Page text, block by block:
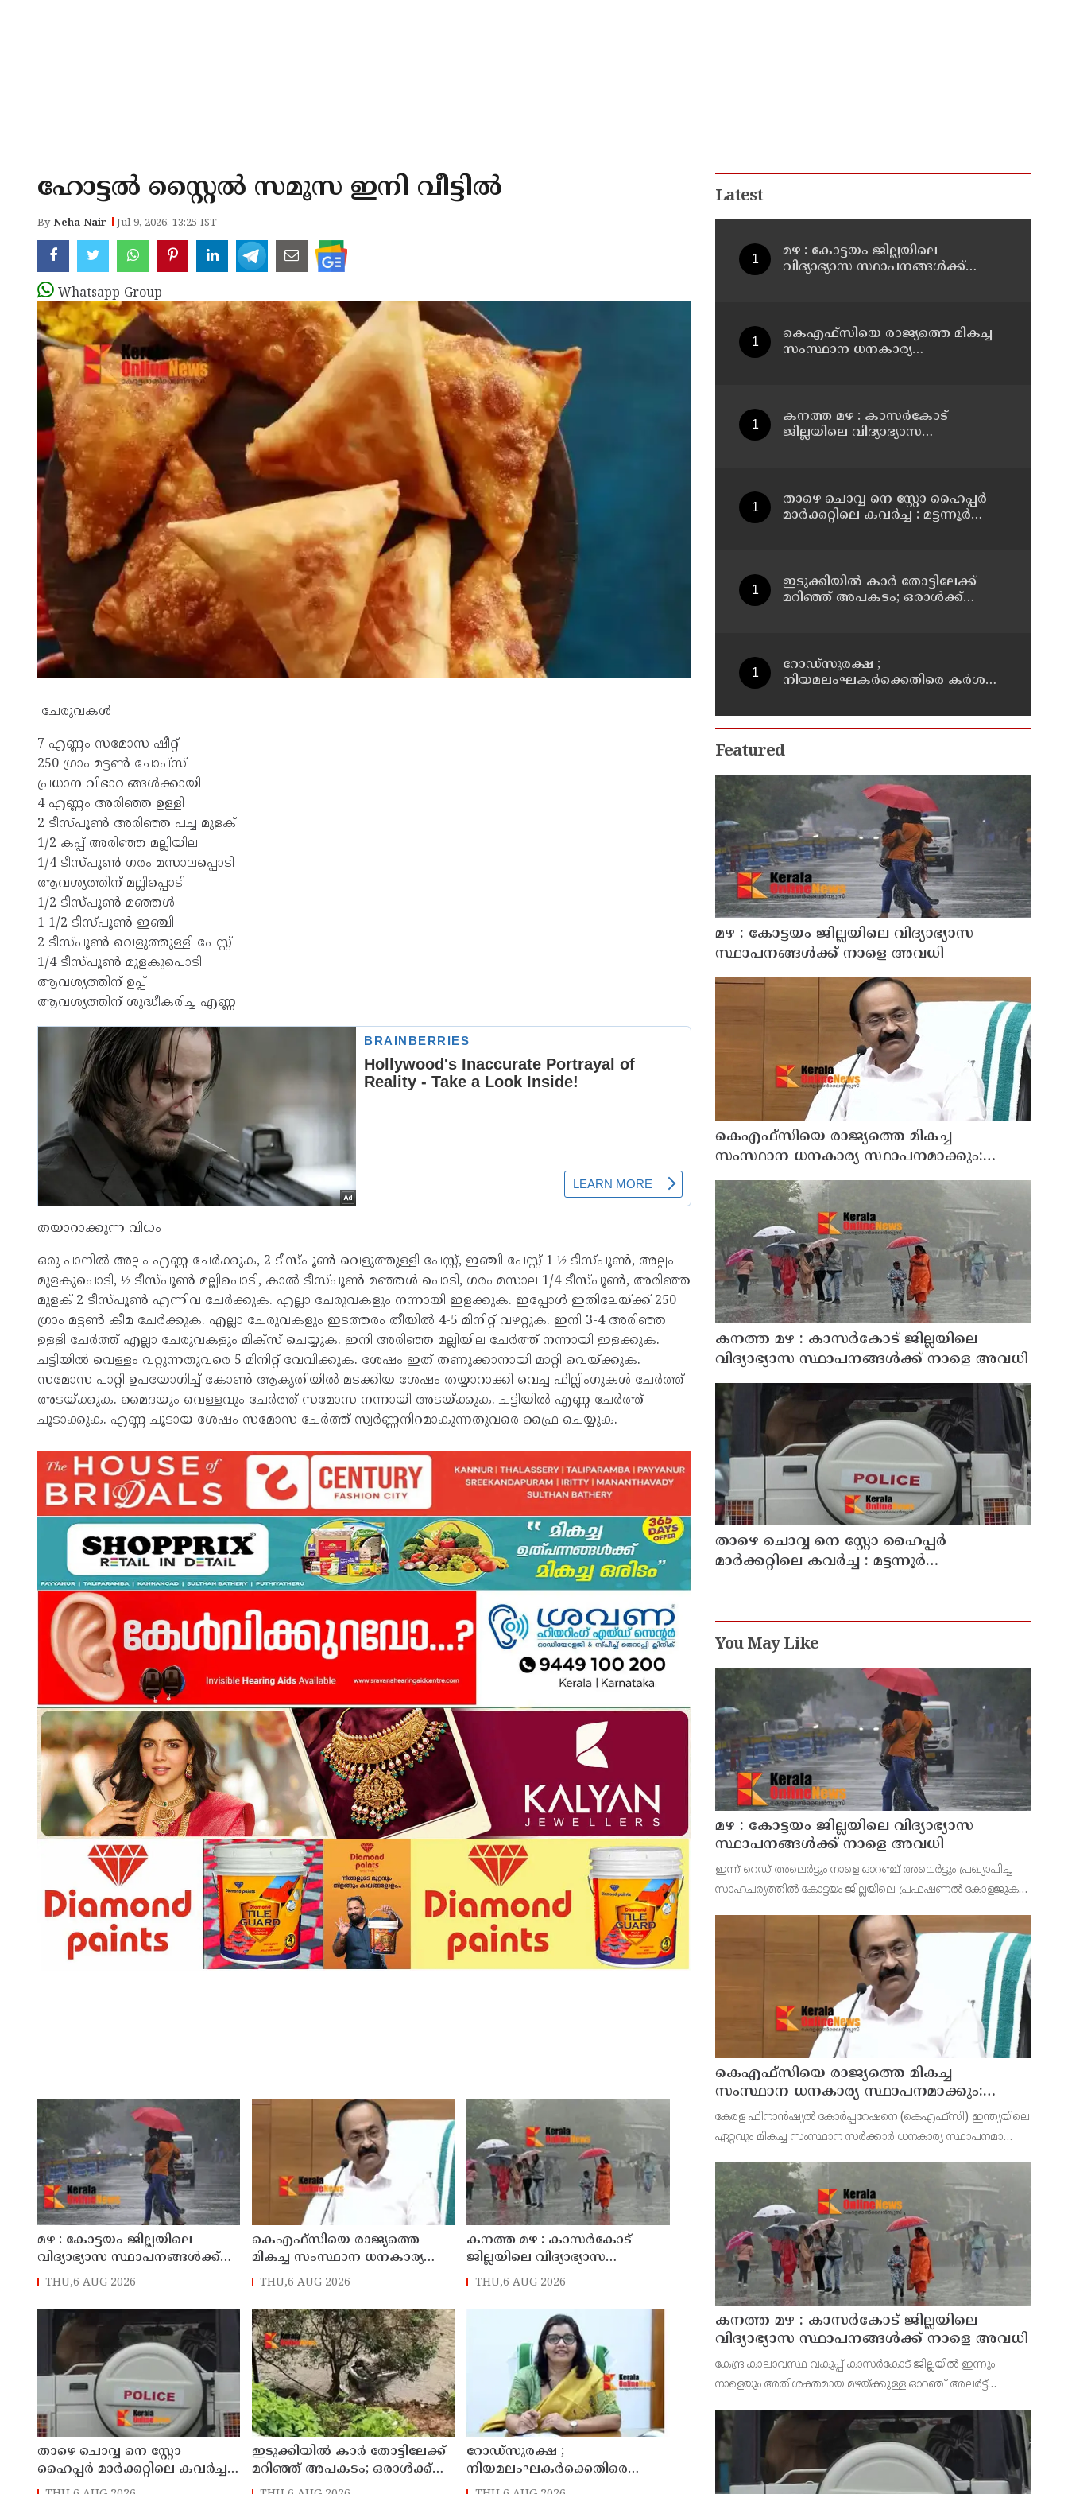
ഹോട്ടൽ സ്റ്റൈൽ സമൂസ ഇനി വീട്ടിൽ
ByNeha Nair Jul 9, 2026, 13:25 IST
Whatsapp Group
ചേരുവകൾ
7 എണ്ണം സമോസ ഷീറ്റ്
250 ഗ്രാം മട്ടൺ ചോപ്സ്
പ്രധാന വിഭാവങ്ങൾക്കായി
4 എണ്ണം അരിഞ്ഞ ഉള്ളി
2 ടീസ്പൂൺ അരിഞ്ഞ പച്ച മുളക്
1/2 കപ്പ് അരിഞ്ഞ മല്ലിയില
1/4 ടീസ്പൂൺ ഗരം മസാലപ്പൊടി
ആവശ്യത്തിന് മല്ലിപ്പൊടി
1/2 ടീസ്പൂൺ മഞ്ഞൾ
1 1/2 ടീസ്പൂൺ ഇഞ്ചി
2 ടീസ്പൂൺ വെളുത്തുള്ളി പേസ്റ്റ്
1/4 ടീസ്പൂൺ മുളകുപൊടി
ആവശ്യത്തിന് ഉപ്പ്
ആവശ്യത്തിന് ശുദ്ധീകരിച്ച എണ്ണ
തയാറാക്കുന്ന വിധം
ഒരു പാനിൽ അല്പം എണ്ണ ചേർക്കുക, 2 ടീസ്പൂൺ വെളുത്തുള്ളി പേസ്റ്റ്, ഇഞ്ചി പേസ്റ്റ് 1 ½ ടീസ്പൂൺ, അല്പം
മുളകുപൊടി, ½ ടീസ്പൂൺ മല്ലിപൊടി, കാൽ ടീസ്പൂൺ മഞ്ഞൾ പൊടി, ഗരം മസാല 1/4 ടീസ്പൂൺ, അരിഞ്ഞ
മുളക് 2 ടീസ്പൂൺ എന്നിവ ചേർക്കുക. എല്ലാ ചേരുവകളും നന്നായി ഇളക്കുക. ഇപ്പോൾ ഇതിലേയ്ക്ക് 250
ഗ്രാം മട്ടൺ കീമ ചേർക്കുക. എല്ലാ ചേരുവകളും ഇടത്തരം തീയിൽ 4-5 മിനിറ്റ് വഴറ്റുക. ഇനി 3-4 അരിഞ്ഞ
ഉള്ളി ചേർത്ത് എല്ലാ ചേരുവകളും മിക്‌സ് ചെയ്യുക. ഇനി അരിഞ്ഞ മല്ലിയില ചേർത്ത് നന്നായി ഇളക്കുക.
ചട്ടിയിൽ വെള്ളം വറ്റുന്നതുവരെ 5 മിനിറ്റ് വേവിക്കുക. ശേഷം ഇത് തണുക്കാനായി മാറ്റി വെയ്ക്കുക.
സമോസ പാറ്റി ഉപയോഗിച്ച് കോൺ ആകൃതിയിൽ മടക്കിയ ശേഷം തയ്യാറാക്കി വെച്ച ഫില്ലിംഗുകൾ ചേർത്ത്
അടയ്ക്കുക. മൈദയും വെള്ളവും ചേർത്ത് സമോസ നന്നായി അടയ്ക്കുക. ചട്ടിയിൽ എണ്ണ ചേർത്ത്
ചൂടാക്കുക. എണ്ണ ചൂടായ ശേഷം സമോസ ചേർത്ത് സ്വർണ്ണനിറമാകുന്നതുവരെ ഫ്രൈ ചെയ്യുക.
മഴ : കോട്ടയം ജില്ലയിലെ
വിദ്യാഭ്യാസ സ്ഥാപനങ്ങൾക്ക്
നാളെ അവധി
THU,6 AUG 2026
കെഎഫ്‌സിയെ രാജ്യത്തെ
മികച്ച സംസ്ഥാന ധനകാര്യ
സ്ഥാപനമാക്കും: മുഖ്യമന്ത്രി വി
THU,6 AUG 2026
കനത്ത മഴ : കാസർകോട്
ജില്ലയിലെ വിദ്യാഭ്യാസ
സ്ഥാപനങ്ങൾക്ക് നാളെ അവധി
THU,6 AUG 2026
താഴെ ചൊവ്വ നെ സ്റ്റോ
ഹൈപ്പർ മാർക്കറ്റിലെ കവർച്ച :
മട്ടന്നൂർ സ്വദേശിനികളായ നാല്
ഇടുക്കിയിൽ കാർ തോട്ടിലേക്ക്
മറിഞ്ഞ് അപകടം; ഒരാൾക്ക്
ദാരുണാന്ത്യം
റോഡ്‌സുരക്ഷ ;
നിയമലംഘകർക്കെതിരെ
കർശന നടപടി: കൊല്ലം ജില്ലാ
Latest
മഴ : കോട്ടയം ജില്ലയിലെ
വിദ്യാഭ്യാസ സ്ഥാപനങ്ങൾക്ക്
കെഎഫ്‌സിയെ രാജ്യത്തെ മികച്ച
സംസ്ഥാന ധനകാര്യ
കനത്ത മഴ : കാസർകോട്
ജില്ലയിലെ വിദ്യാഭ്യാസ
താഴെ ചൊവ്വ നെ സ്റ്റോ ഹൈപ്പർ
മാർക്കറ്റിലെ കവർച്ച : മട്ടന്നൂർ
ഇടുക്കിയിൽ കാർ തോട്ടിലേക്ക്
മറിഞ്ഞ് അപകടം; ഒരാൾക്ക്
റോഡ്‌സുരക്ഷ ;
നിയമലംഘകർക്കെതിരെ കർശന
Featured
മഴ : കോട്ടയം ജില്ലയിലെ വിദ്യാഭ്യാസ
സ്ഥാപനങ്ങൾക്ക് നാളെ അവധി
കെഎഫ്‌സിയെ രാജ്യത്തെ മികച്ച
സംസ്ഥാന ധനകാര്യ സ്ഥാപനമാക്കും:
മുഖ്യമന്ത്രി വി ഡി സതീശൻ
കനത്ത മഴ : കാസർകോട് ജില്ലയിലെ
വിദ്യാഭ്യാസ സ്ഥാപനങ്ങൾക്ക് നാളെ അവധി
താഴെ ചൊവ്വ നെ സ്റ്റോ ഹൈപ്പർ
മാർക്കറ്റിലെ കവർച്ച : മട്ടന്നൂർ
You May Like
മഴ : കോട്ടയം ജില്ലയിലെ വിദ്യാഭ്യാസ
സ്ഥാപനങ്ങൾക്ക് നാളെ അവധി
ഇന്ന് റെഡ് അലെർട്ടും നാളെ ഓറഞ്ച് അലെർട്ടും പ്രഖ്യാപിച്ച
സാഹചര്യത്തിൽ കോട്ടയം ജില്ലയിലെ പ്രഫഷണൽ കോളജുകൾ
7, വെള്ളി) ജില്ലാ കളക്ടർ ചേതൻ കുമാർ മീ
കെഎഫ്‌സിയെ രാജ്യത്തെ മികച്ച
സംസ്ഥാന ധനകാര്യ സ്ഥാപനമാക്കും:
മുഖ്യമന്ത്രി വി ഡി സതീശൻ
കേരള ഫിനാൻഷ്യൽ കോർപ്പറേഷനെ (കെഎഫ്‌സി) ഇന്ത്യയിലെ
ഏറ്റവും മികച്ച സംസ്ഥാന സർക്കാർ ധനകാര്യ സ്ഥാപനമാക്കി
കെഎഫ്‌സിയുടെ ആഭിമുഖ്യത്തിൽ വിപുലീകരിച്ച 'മുഖ്യമന്ത്ര
കനത്ത മഴ : കാസർകോട് ജില്ലയിലെ
വിദ്യാഭ്യാസ സ്ഥാപനങ്ങൾക്ക് നാളെ അവധി
കേന്ദ്ര കാലാവസ്ഥ വകുപ്പ് കാസർകോട് ജില്ലയിൽ ഇന്നും
നാളെയും അതിശക്തമായ മഴയ്ക്കുള്ള ഓറഞ്ച് അലർട്ട്
പ്രൊഫഷണൽ കോളേജുകൾ ഉൾപ്പെടെയുള്ള എല്ലാ വിദ്യാഭ്യാ